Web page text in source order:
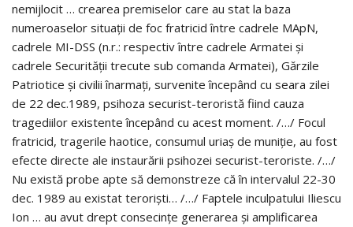
nemijlocit … crearea premiselor care au stat la baza
numeroaselor situații de foc fratricid între cadrele MApN,
cadrele MI-DSS (n.r.: respectiv între cadrele Armatei și
cadrele Securității trecute sub comanda Armatei), Gărzile
Patriotice și civilii înarmați, survenite începând cu seara zilei
de 22 dec.1989, psihoza securist-teroristă fiind cauza
tragediilor existente începând cu acest moment. /…/ Focul
fratricid, tragerile haotice, consumul uriaș de muniție, au fost
efecte directe ale instaurării psihozei securist-teroriste. /…/
Nu există probe apte să demonstreze că în intervalul 22-30
dec. 1989 au existat teroriști… /…/ Faptele inculpatului Iliescu
Ion … au avut drept consecințe generarea și amplificarea